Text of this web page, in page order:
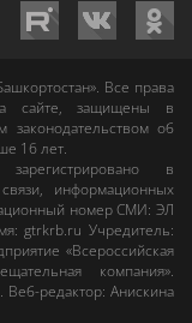
. Все права
сайте, защищены в
законодательством об
16 лет.
в
информационных
номер СМИ: ЭЛ
gtrkrb.ru Учредитель:
«Всероссийская
компания».
. Веб-редактор:Анискина